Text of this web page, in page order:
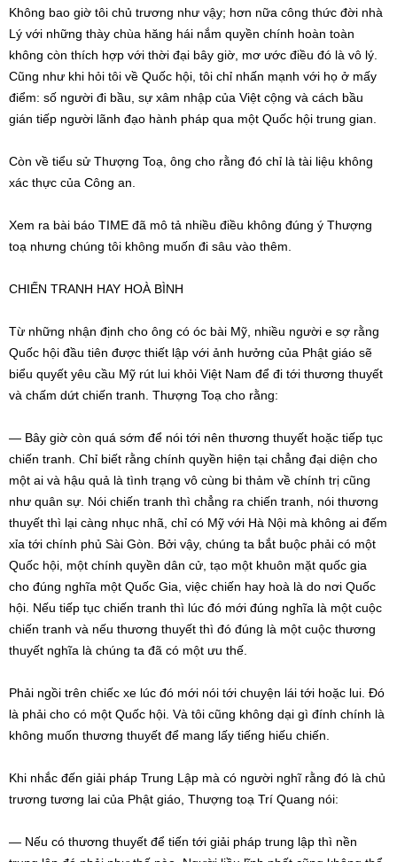
Không bao giờ tôi chủ trương như vậy; hơn nữa công thức đời nhà
Lý với những thày chùa hăng hái nắm quyền chính hoàn toàn
không còn thích hợp với thời đại bây giờ, mơ ước điều đó là vô lý.
Cũng như khi hỏi tôi về Quốc hội, tôi chỉ nhấn mạnh với họ ở mấy
điểm: số người đi bầu, sự xâm nhập của Việt cộng và cách bầu
gián tiếp người lãnh đạo hành pháp qua một Quốc hội trung gian.
Còn về tiểu sử Thượng Toạ, ông cho rằng đó chỉ là tài liệu không
xác thực của Công an.
Xem ra bài báo TIME đã mô tả nhiều điều không đúng ý Thượng
toạ nhưng chúng tôi không muốn đi sâu vào thêm.
CHIẾN TRANH HAY HOÀ BÌNH
Từ những nhận định cho ông có óc bài Mỹ, nhiều người e sợ rằng
Quốc hội đầu tiên được thiết lập với ảnh hưởng của Phật giáo sẽ
biểu quyết yêu cầu Mỹ rút lui khỏi Việt Nam để đi tới thương thuyết
và chấm dứt chiến tranh. Thượng Toạ cho rằng:
— Bây giờ còn quá sớm để nói tới nên thương thuyết hoặc tiếp tục
chiến tranh. Chỉ biết rằng chính quyền hiện tại chẳng đại diện cho
một ai và hậu quả là tình trạng vô cùng bi thảm về chính trị cũng
như quân sự. Nói chiến tranh thì chẳng ra chiến tranh, nói thương
thuyết thì lại càng nhục nhã, chỉ có Mỹ với Hà Nội mà không ai đếm
xỉa tới chính phủ Sài Gòn. Bởi vậy, chúng ta bắt buộc phải có một
Quốc hội, một chính quyền dân cử, tạo một khuôn mặt quốc gia
cho đúng nghĩa một Quốc Gia, việc chiến hay hoà là do nơi Quốc
hội. Nếu tiếp tục chiến tranh thì lúc đó mới đúng nghĩa là một cuộc
chiến tranh và nếu thương thuyết thì đó đúng là một cuộc thương
thuyết nghĩa là chúng ta đã có một ưu thế.
Phải ngồi trên chiếc xe lúc đó mới nói tới chuyện lái tới hoặc lui. Đó
là phải cho có một Quốc hội. Và tôi cũng không dại gì đính chính là
không muốn thương thuyết để mang lấy tiếng hiếu chiến.
Khi nhắc đến giải pháp Trung Lập mà có người nghĩ rằng đó là chủ
trương tương lai của Phật giáo, Thượng toạ Trí Quang nói:
— Nếu có thương thuyết để tiến tới giải pháp trung lập thì nền